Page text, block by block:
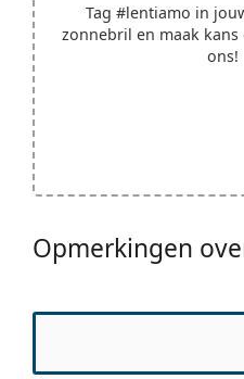
Tag #lentiamo in
zonnebril en maak
ons!
Opmerkingen